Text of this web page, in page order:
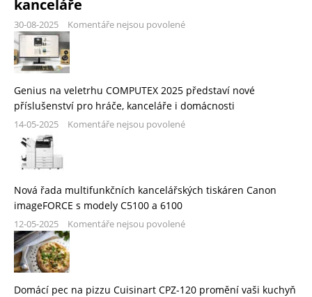
kanceláře
30-08-2025 Komentáře nejsou povolené
Genius na veletrhu COMPUTEX 2025 představí nové
příslušenství pro hráče, kanceláře i domácnosti
14-05-2025 Komentáře nejsou povolené
Nová řada multifunkčních kancelářských tiskáren Canon
imageFORCE s modely C5100 a 6100
12-05-2025 Komentáře nejsou povolené
Domácí pec na pizzu Cuisinart CPZ-120 promění vaši kuchyň